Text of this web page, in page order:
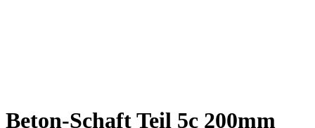
Beton-Schaft Teil 5c 200mm